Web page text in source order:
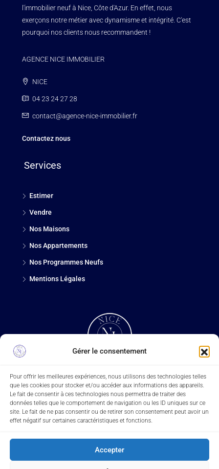
Gérer le consentement
Pour offrir les meilleures expériences, nous utilisons des technologies telles
que les cookies pour stocker et/ou accéder aux informations des appareils.
Le fait de consentir à ces technologies nous permettra de traiter des
données telles que le comportement de navigation ou les ID uniques sur ce
site. Le fait de ne pas consentir ou de retirer son consentement peut avoir un
effet négatif sur certaines caractéristiques et fonctions.
Accepter
l'immobilier neuf à Nice, Côte d'Azur. En effet, nous
exerçons notre métier avec dynamisme et intégrité. C'est
pourquoi nos clients nous recommandent !
AGENCE NICE IMMOBILIER
NICE
04 23 24 27 28
contact@agence-nice-immobilier.fr
Contactez nous
Services
Estimer
Vendre
Nos Maisons
Nos Appartements
Nos Programmes Neufs
Mentions Légales
Rechercher
Rechercher